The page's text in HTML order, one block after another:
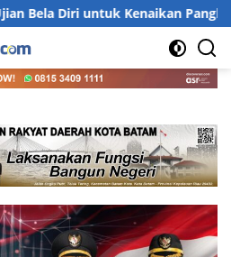
untuk Kenaikan Pangkat